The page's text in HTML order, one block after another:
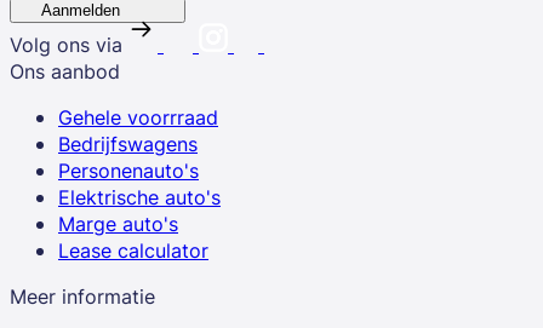
Aanmelden
Volg ons via
Ons aanbod
Gehele voorrraad
Bedrijfswagens
Personenauto's
Elektrische auto's
Marge auto's
Lease calculator
Meer informatie